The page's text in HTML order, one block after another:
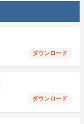
ダウンロード
ダウンロード